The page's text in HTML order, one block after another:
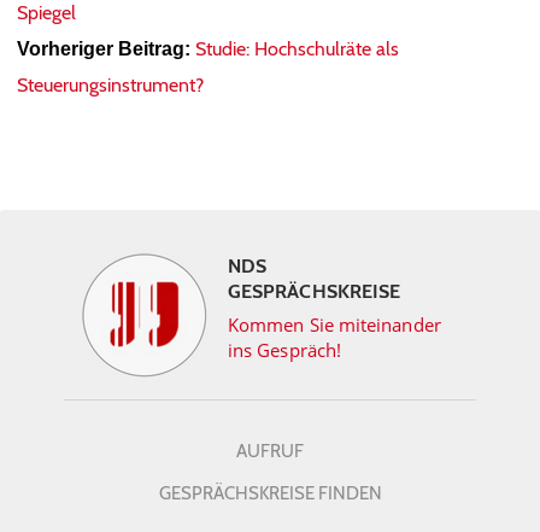
Spiegel
Vorheriger Beitrag: Studie: Hochschulräte als
Steuerungsinstrument?
NDS
GESPRÄCHSKREISE
Kommen Sie miteinander
ins Gespräch!
AUFRUF
GESPRÄCHSKREISE FINDEN